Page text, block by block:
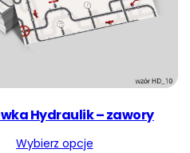
Hydraulik – zawory
Wybierz opcje